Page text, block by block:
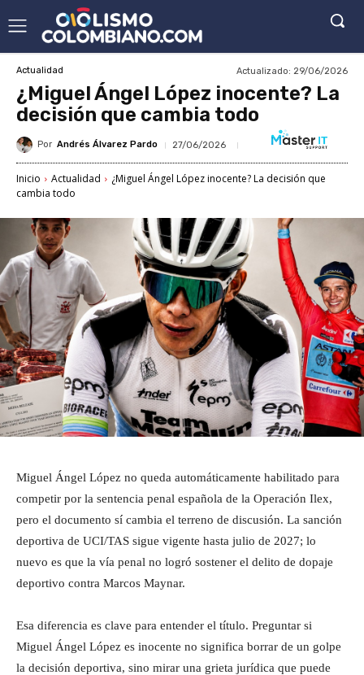
Actualidad Actualizado: 29/06/2026
¿Miguel Ángel López inocente? La
decisión que cambia todo
Por Andrés Álvarez Pardo 27/06/2026
Inicio Actualidad
¿Miguel Ángel López inocente? La decisión que
cambia todo
Miguel Ángel López no queda automáticamente habilitado para
competir por la sentencia penal española de la Operación Ilex,
pero el documento sí cambia el terreno de discusión. La sanción
deportiva de UCI/TAS sigue vigente hasta julio de 2027; lo
nuevo es que la vía penal no logró sostener el delito de dopaje
deportivo contra Marcos Maynar.
Esa diferencia es clave para entender el título. Preguntar si
Miguel Ángel López es inocente no significa borrar de un golpe
la decisión deportiva, sino mirar una grieta jurídica que puede